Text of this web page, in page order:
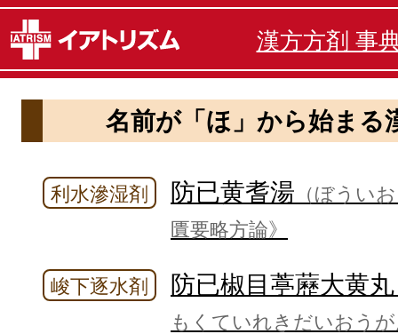
漢方方剤 事
名前が「ほ」から始まる
利水滲湿剤 防已黄耆湯 （ぼうい
匱要略方論》
峻下逐水剤 防已椒目葶藶大黄丸
もくていれきだいおう